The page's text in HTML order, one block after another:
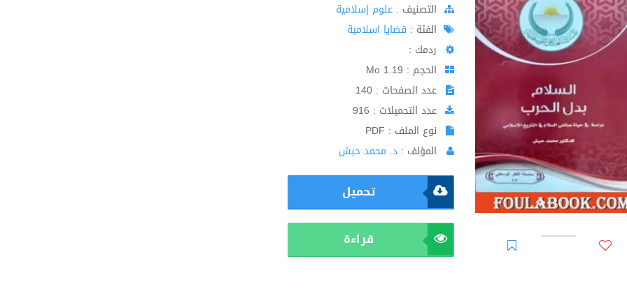
اﻟﺘﺼﻨﻴﻒ : علوم إسلامية
الفئة : قضايا اسلامية
ردمك :
الحجم : 1.19 Mo
عدد الصفحات : 140
عدد التحميلات : 916
نوع الملف : PDF
المؤلف : د. محمد حبش
تحميل
قراءة